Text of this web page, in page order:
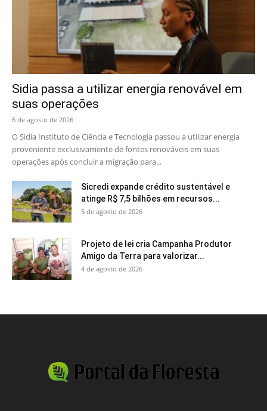
Sidia passa a utilizar energia renovável em
suas operações
6 de agosto de 2026
O Sidia Instituto de Ciência e Tecnologia passou a utilizar energia
proveniente exclusivamente de fontes renováveis em suas
operações após concluir a migração para...
Sicredi expande crédito sustentável e
atinge R$ 7,5 bilhões em recursos...
5 de agosto de 2026
Projeto de lei cria Campanha Produtor
Amigo da Terra para valorizar...
4 de agosto de 2026